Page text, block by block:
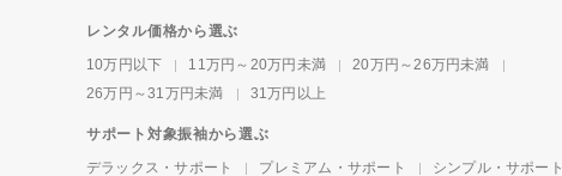
レンタル価格から選ぶ
10万円以下
11万円～20万円未満
20万円～26万円未満
26万円～31万円未満
31万円以上
サポート対象振袖から選ぶ
デラックス・サポート
プレミアム・サポート シンプル・サポート